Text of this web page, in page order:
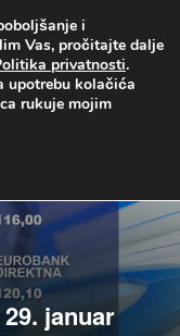
januar
i
Vas, pročitajte dalje
privatnosti.
upotrebu kolačića
rukuje mojim